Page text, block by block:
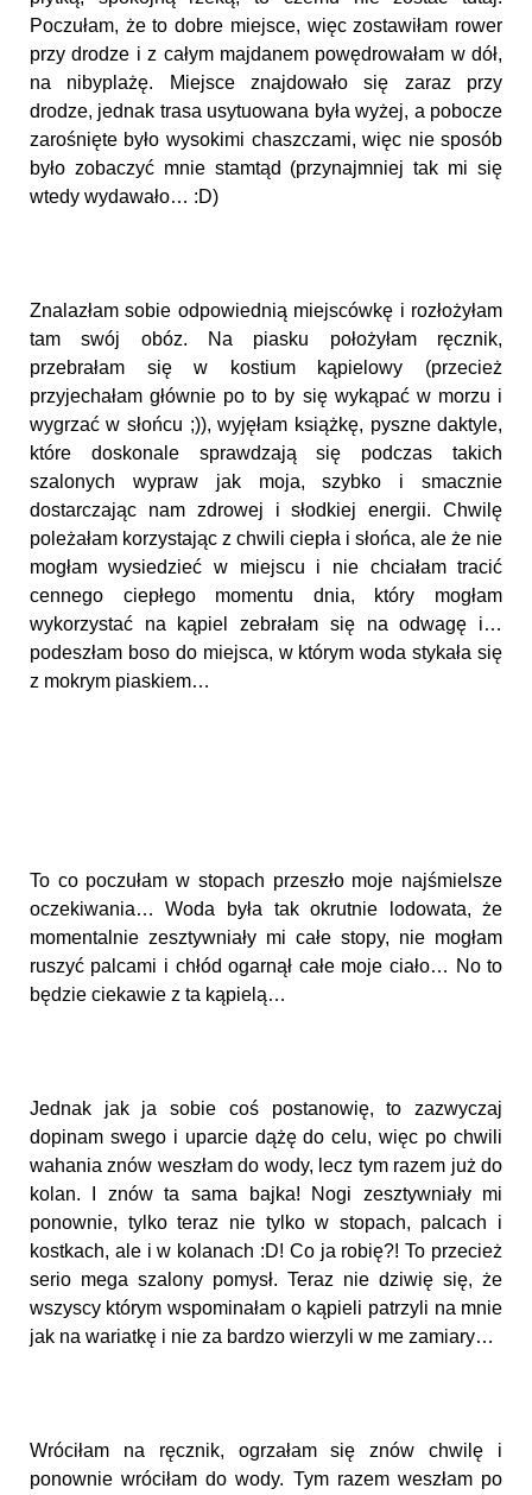
Poczułam, że to dobre miejsce, więc zostawiłam rower
przy drodze i z całym majdanem powędrowałam w dół,
na nibyplażę. Miejsce znajdowało się zaraz przy
drodze, jednak trasa usytuowana była wyżej, a pobocze
zarośnięte było wysokimi chaszczami, więc nie sposób
było zobaczyć mnie stamtąd (przynajmniej tak mi się
wtedy wydawało… :D)
Znalazłam sobie odpowiednią miejscówkę i rozłożyłam
tam swój obóz. Na piasku położyłam ręcznik,
przebrałam się w kostium kąpielowy (przecież
przyjechałam głównie po to by się wykąpać w morzu i
wygrzać w słońcu ;)), wyjęłam książkę, pyszne daktyle,
które doskonale sprawdzają się podczas takich
szalonych wypraw jak moja, szybko i smacznie
dostarczając nam zdrowej i słodkiej energii. Chwilę
poleżałam korzystając z chwili ciepła i słońca, ale że nie
mogłam wysiedzieć w miejscu i nie chciałam tracić
cennego ciepłego momentu dnia, który mogłam
wykorzystać na kąpiel zebrałam się na odwagę i…
podeszłam boso do miejsca, w którym woda stykała się
z mokrym piaskiem…
To co poczułam w stopach przeszło moje najśmielsze
oczekiwania… Woda była tak okrutnie lodowata, że
momentalnie zesztywniały mi całe stopy, nie mogłam
ruszyć palcami i chłód ogarnął całe moje ciało… No to
będzie ciekawie z ta kąpielą…
Jednak jak ja sobie coś postanowię, to zazwyczaj
dopinam swego i uparcie dążę do celu, więc po chwili
wahania znów weszłam do wody, lecz tym razem już do
kolan. I znów ta sama bajka! Nogi zesztywniały mi
ponownie, tylko teraz nie tylko w stopach, palcach i
kostkach, ale i w kolanach :D! Co ja robię?! To przecież
serio mega szalony pomysł. Teraz nie dziwię się, że
wszyscy którym wspominałam o kąpieli patrzyli na mnie
jak na wariatkę i nie za bardzo wierzyli w me zamiary…
Wróciłam na ręcznik, ogrzałam się znów chwilę i
ponownie wróciłam do wody. Tym razem weszłam po